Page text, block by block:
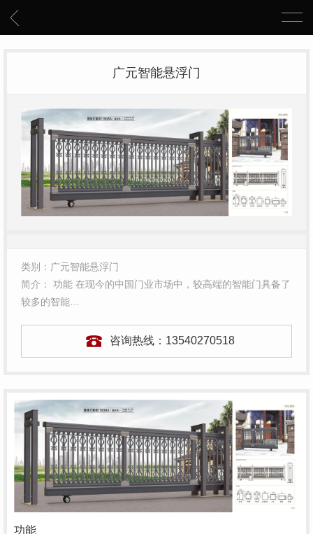
广元智能悬浮门
类别：广元智能悬浮门
简介： 功能 在现今的中国门业市场中，较高端的智能门具备了
较多的智能…
咨询热线： 13540270518
功能